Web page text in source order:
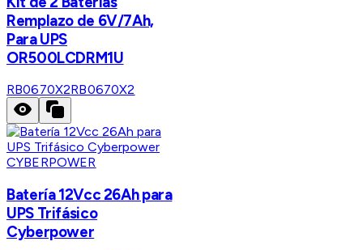
Remplazo de 6V/7Ah,
Para UPS
OR500LCDRM1U
RB0670X2RB0670X2
CYBERPOWER
Batería 12Vcc 26Ah para
UPS Trifásico
Cyberpower